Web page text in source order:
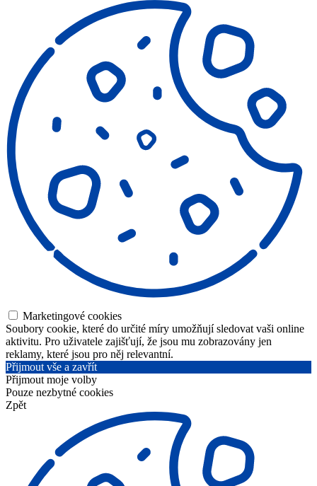
Marketingové cookies
Soubory cookie, které do určité míry umožňují sledovat vaši online
aktivitu. Pro uživatele zajišťují, že jsou mu zobrazovány jen
reklamy, které jsou pro něj relevantní.
Přijmout vše a zavřít
Přijmout moje volby
Pouze nezbytné cookies
Zpět